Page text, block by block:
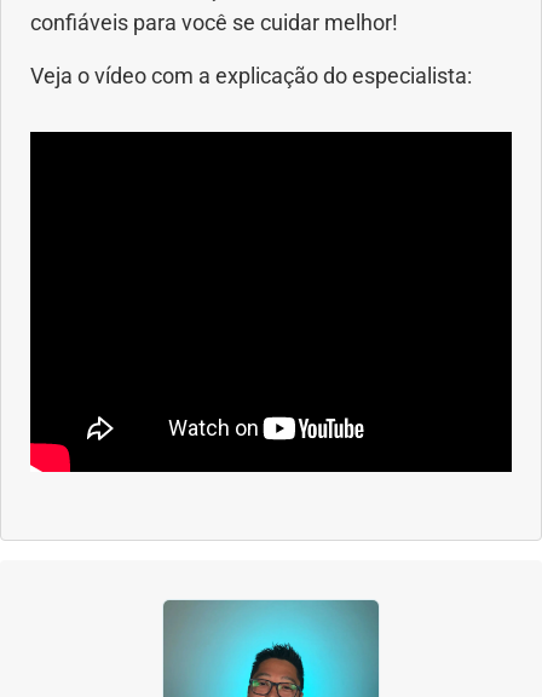
confiáveis para você se cuidar melhor!
Veja o vídeo com a explicação do especialista: